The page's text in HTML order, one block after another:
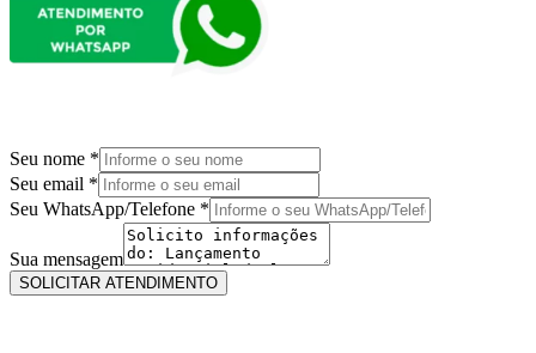
Seu nome *
Seu email *
WhatsApp/Telefone
email
Seu WhatsApp/Telefone *
Sua mensagem
SOLICITAR ATENDIMENTO